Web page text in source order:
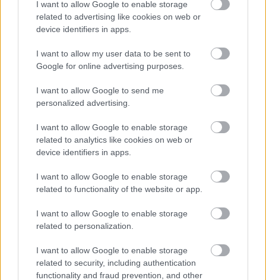
I want to allow Google to enable storage
related to advertising like cookies on web or
device identifiers in apps.
I want to allow my user data to be sent to
Google for online advertising purposes.
I want to allow Google to send me
personalized advertising.
I want to allow Google to enable storage
related to analytics like cookies on web or
device identifiers in apps.
I want to allow Google to enable storage
related to functionality of the website or app.
I want to allow Google to enable storage
related to personalization.
I want to allow Google to enable storage
related to security, including authentication
functionality and fraud prevention, and other
Urządzenia
SMARTFONY
WEARABLE
TV
Recenzje
Porównania
Porady
Promocje
Hardware PC
Moto
Gaming
AI
Reklama
Kontakt